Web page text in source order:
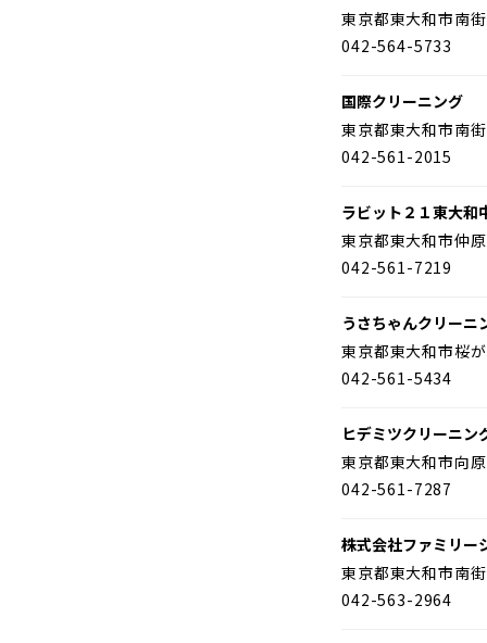
東京都東大和市南
042-564-5733
国際クリーニング
東京都東大和市南
042-561-2015
ラビット２１東大和
東京都東大和市仲
042-561-7219
うさちゃんクリー
東京都東大和市桜
042-561-5434
ヒデミツクリーニン
東京都東大和市向
042-561-7287
株式会社ファミリ
東京都東大和市南
042-563-2964